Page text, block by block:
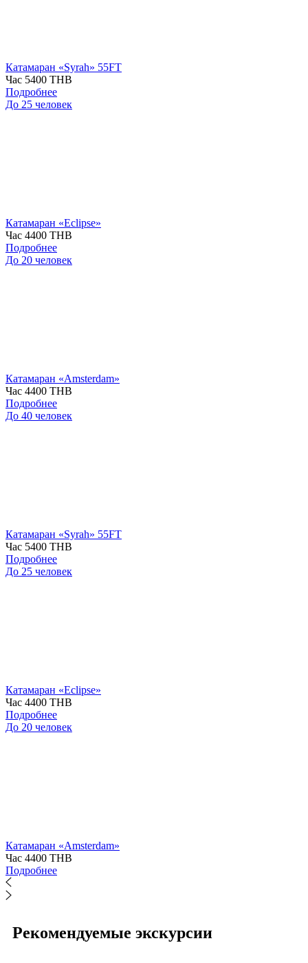
Катамаран «Syrah» 55FT
Час 5400 THB
Подробнее
До 25 человек
Катамаран «Eclipse»
Час 4400 THB
Подробнее
До 20 человек
Катамаран «Amsterdam»
Час 4400 THB
Подробнее
До 40 человек
Катамаран «Syrah» 55FT
Час 5400 THB
Подробнее
До 25 человек
Катамаран «Eclipse»
Час 4400 THB
Подробнее
До 20 человек
Катамаран «Amsterdam»
Час 4400 THB
Подробнее
Рекомендуемые экскурсии